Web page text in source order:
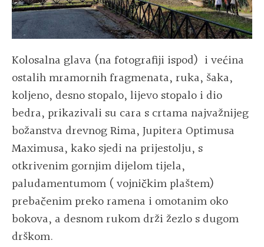
Kolosalna glava (na fotografiji ispod) i većina
ostalih mramornih fragmenata, ruka, šaka,
koljeno, desno stopalo, lijevo stopalo i dio
bedra, prikazivali su cara s crtama najvažnijeg
božanstva drevnog Rima, Jupitera Optimusa
Maximusa, kako sjedi na prijestolju, s
otkrivenim gornjim dijelom tijela,
paludamentumom ( vojničkim plaštem)
prebačenim preko ramena i omotanim oko
bokova, a desnom rukom drži žezlo s dugom
drškom.